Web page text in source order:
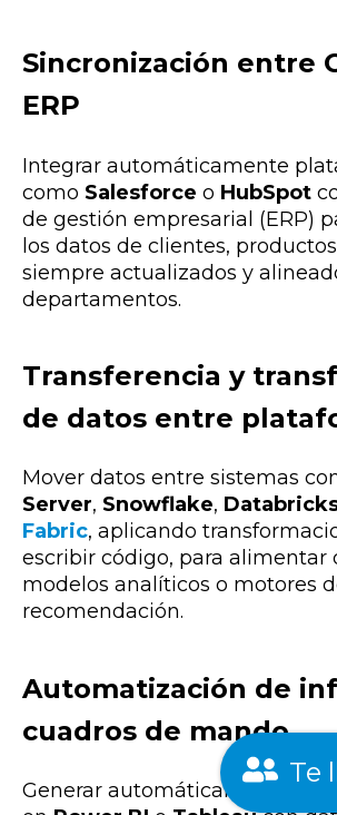
Sincronización entre
ERP
Integrar automáticamente
como Salesforce o HubSpot
de gestión empresarial (ERP)
los datos de clientes,
siempre actualizados y
departamentos.
Transferencia y
de datos entre
Mover datos entre sistemas
Server, Snowflake,
Fabric, aplicando
escribir código, para alimentar
modelos analíticos o motores
recomendación.
Automatización de
cuadros de mando
Generar automáticamente
Te